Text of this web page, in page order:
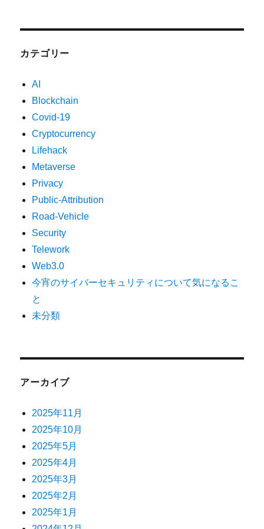
カテゴリー
AI
Blockchain
Covid-19
Cryptocurrency
Lifehack
Metaverse
Privacy
Public-Attribution
Road-Vehicle
Security
Telework
Web3.0
今宵のサイバーセキュリティについて気になるこ
と
未分類
アーカイブ
2025年11月
2025年10月
2025年5月
2025年4月
2025年3月
2025年2月
2025年1月